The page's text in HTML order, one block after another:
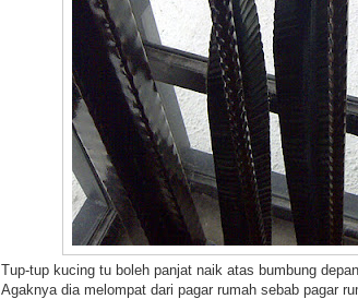
Tup-tup kucing tu boleh panjat naik atas bumbung
Agaknya dia melompat dari pagar rumah sebab pagar